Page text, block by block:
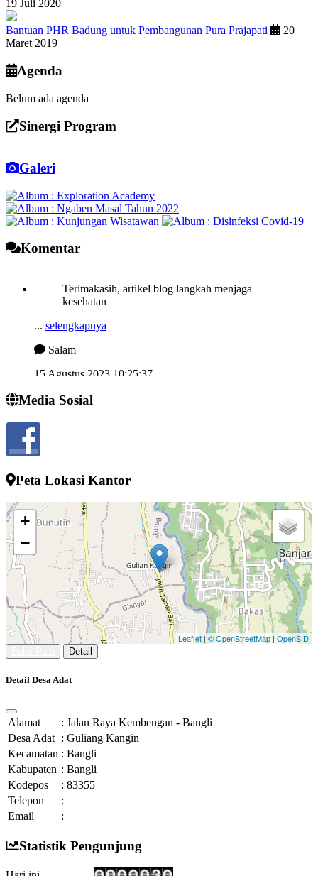
19 Juli 2020
Bantuan PHR Badung untuk Pembangunan Pura Prajapati
20
Maret 2019
Agenda
Belum ada agenda
Sinergi Program
Galeri
Komentar
kesehatan
Media Sosial
Peta Lokasi Kantor
+
−
Leaflet | © OpenStreetMap |OpenSID
Detail
Detail Desa Adat
Alamat : Jalan Raya Kembengan - Bangli
Desa Adat : Guliang Kangin
Kecamatan : Bangli
Kabupaten : Bangli
Kodepos
: 83355
Telepon
:
Email
:
Statistik Pengunjung